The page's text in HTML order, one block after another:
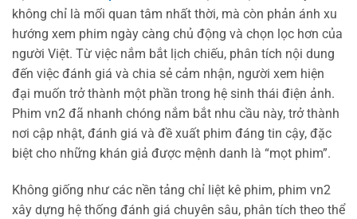
không chỉ là mối quan tâm nhất thời, mà còn phản ánh xu
hướng xem phim ngày càng chủ động và chọn lọc hơn của
người Việt. Từ việc nắm bắt lịch chiếu, phân tích nội dung
đến việc đánh giá và chia sẻ cảm nhận, người xem hiện
đại muốn trở thành một phần trong hệ sinh thái điện ảnh.
Phim vn2 đã nhanh chóng nắm bắt nhu cầu này, trở thành
nơi cập nhật, đánh giá và đề xuất phim đáng tin cậy, đặc
biệt cho những khán giả được mệnh danh là “mọt phim”.
Không giống như các nền tảng chỉ liệt kê phim, phim vn2
xây dựng hệ thống đánh giá chuyên sâu, phân tích theo thể